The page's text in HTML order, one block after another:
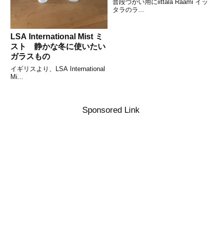
LSA International Mist ミ
スト 静かな冬に使いたい
ガラスもの
イギリスより、LSA International
Mi...
普段づかい用にiittala Raami イッ
タラのラ...
Sponsored Link